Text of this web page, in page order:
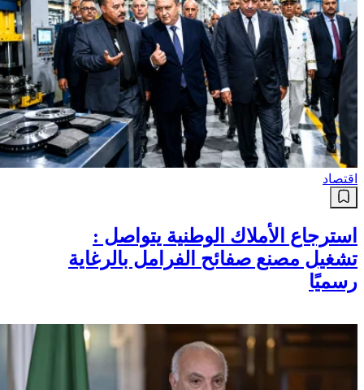
اقتصاد
استرجاع الأملاك الوطنية يتواصل :
تشغيل مصنع صفائح الفرامل بالرغاية
رسميًا